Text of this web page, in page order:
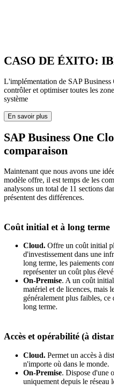
CASO DE ÉXITO:
L'implémentation de SAP Business
contrôler et optimiser toutes les
système
En savoir plus
SAP Business One
comparaison
Maintenant que nous avons une
modèle offre, il est temps de les
analysons un total de 11 sections
présentent des différences.
Coût initial et à long terme
Cloud. Offre un coût initial
d'investissement dans une
long terme, les paiements
représenter un coût plus
On-Premise. A un coût
matériel et de licences, mais
généralement plus faibles,
long terme.
Accès et opérabilité (à
Cloud. Permet un accès à
n'importe où dans le monde.
On-Premise. Dispose d'une
uniquement depuis le réseau